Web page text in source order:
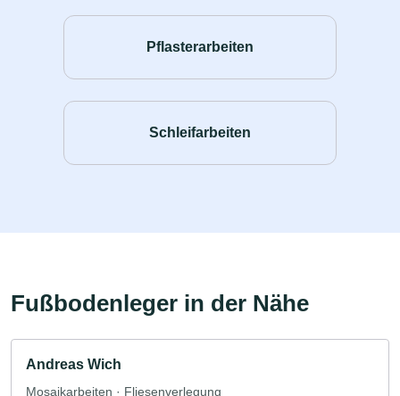
Pflasterarbeiten
Schleifarbeiten
Fußbodenleger in der Nähe
Andreas Wich
Mosaikarbeiten · Fliesenverlegung